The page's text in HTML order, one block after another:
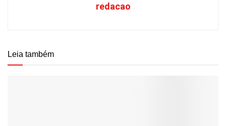
redacao
Leia também